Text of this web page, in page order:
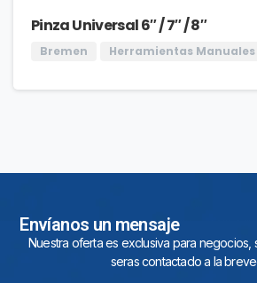
Pinza Universal 6″ / 7″ / 8″
Bremen Herramientas Manuales
Envíanos un mensaje
Nuestra oferta es exclusiva para negocios,
seras contactado a la